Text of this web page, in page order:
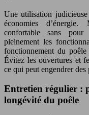
Une utilisation
économies d’énergie.
confortable sans
pleinement les
fonctionnement du
Évitez les ouvertures et
ce qui peut engendrer des
Entretien régulier :
longévité du poêle